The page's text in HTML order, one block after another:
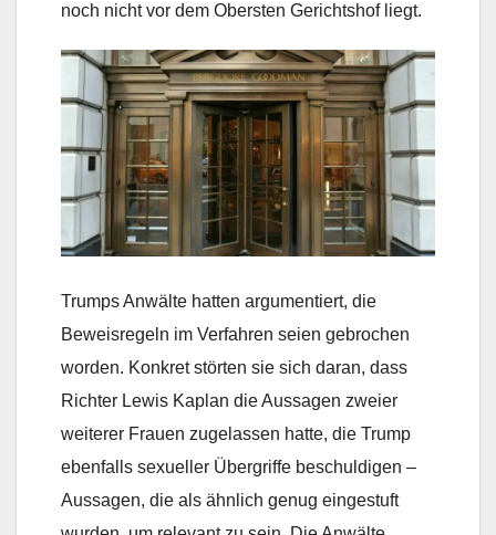
noch nicht vor dem Obersten Gerichtshof liegt.
Trumps Anwälte hatten argumentiert, die
Beweisregeln im Verfahren seien gebrochen
worden. Konkret störten sie sich daran, dass
Richter Lewis Kaplan die Aussagen zweier
weiterer Frauen zugelassen hatte, die Trump
ebenfalls sexueller Übergriffe beschuldigen –
Aussagen, die als ähnlich genug eingestuft